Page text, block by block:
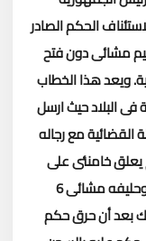
الحكم الصادر
مشائى دون فتح
ويعد هذا الخطاب
فى البلاد حيث ارسل
مع رجاله
يعلق خامنئى على
وقضت محكمة بالسجن على صهره وحليفه مشائى 6
بعد أن حرق حكم